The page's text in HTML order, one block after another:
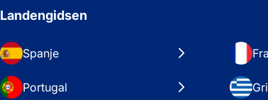
Landengidsen
Spanje
Portugal